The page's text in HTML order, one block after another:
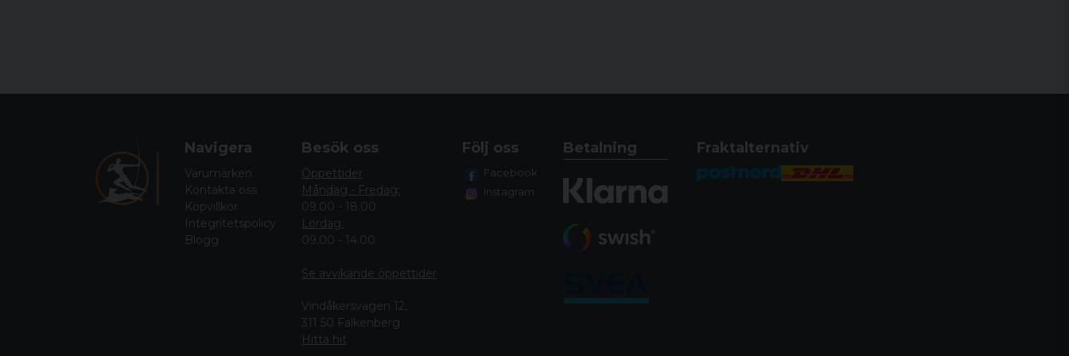
Bruksanvisning och välkomstkit
Navigera
Varumärken
Kontakta oss
Köpvillkor
Integritetspolicy
Blogg
Besök oss
Öppettider
Måndag - Fredag:
09.00 - 18.00
Lördag:
09.00 - 14.00
Se avvikande öppettider
Vindåkersvägen 12,
311 50 Falkenberg
Hitta hit
Följ oss
Facebook
Instagram
Betalning Fraktalternativ